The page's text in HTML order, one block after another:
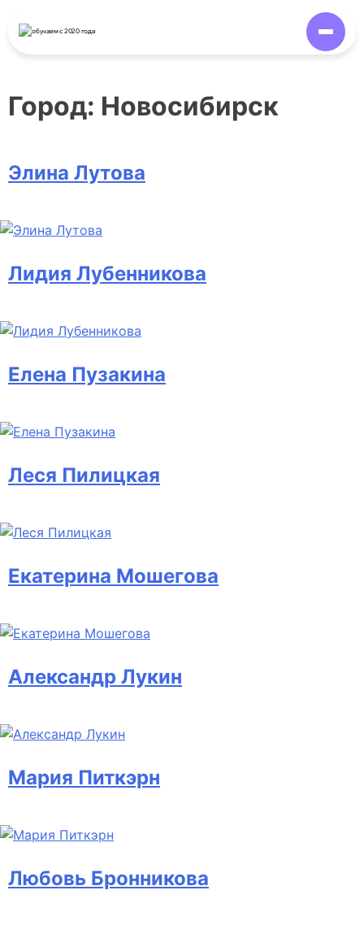
обучаемс 2020 года
Город: Новосибирск
Элина Лутова
Лидия Лубенникова
Елена Пузакина
Леся Пилицкая
Екатерина Мошегова
Александр Лукин
Мария Питкэрн
Любовь Бронникова